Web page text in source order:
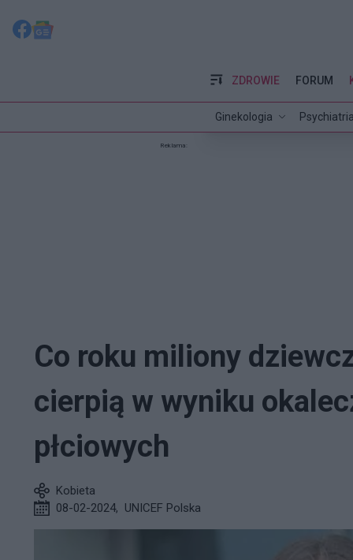
ZDROWIE
Ginekologia Psychiatria
FORUM
Reklama:
Co roku miliony
cierpią w wyniku
płciowych
Kobieta
08-02-2024, UNICEF Polska